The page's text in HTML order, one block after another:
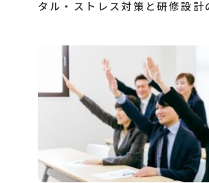
タル・ストレス対策と研修設計